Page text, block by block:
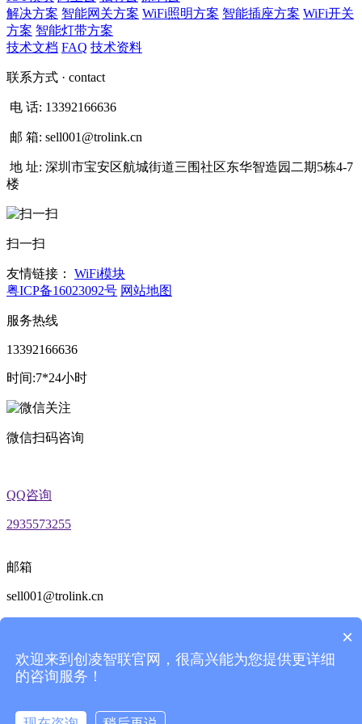
解决方案 智能网关方案 WiFi照明方案 智能插座方案 WiFi开关
方案 智能灯带方案
技术文档 FAQ 技术资料
联系方式 · contact
电 话: 13392166636
邮 箱: sell001@trolink.cn
地 址: 深圳市宝安区航城街道三围社区东华智造园二期5栋4-7
楼
扫一扫
友情链接：
WiFi模块
粤ICP备16023092号 网站地图
服务热线
13392166636
时间:7*24小时
微信扫码咨询
QQ咨询
2935573255
邮箱
sell001@trolink.cn
收起
×
欢迎来到创凌智联官网，很高兴能为您提供更详细
的咨询服务！